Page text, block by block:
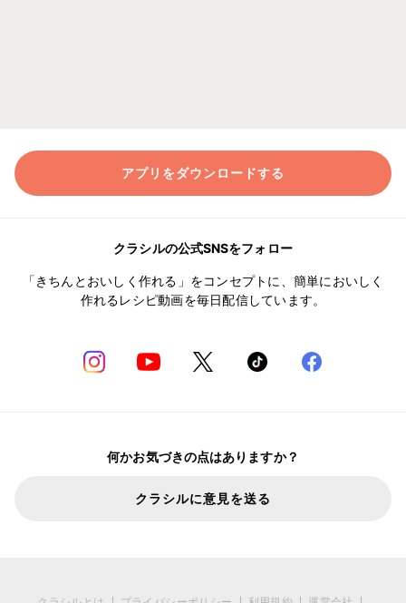
アプリをダウンロードする
クラシルの公式SNSをフォロー
「きちんとおいしく作れる」をコンセプトに、簡単においしく
作れるレシピ動画を毎日配信しています。
何かお気づきの点はありますか？
クラシルに意見を送る